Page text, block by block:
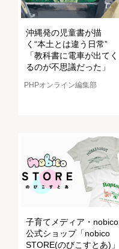
沖縄発の児童書が描
く“本土とは違う日常”
「教科書に電車が出てく
るのが不思議だった」
PHPオンライン編集部
子育てメディア・nobico
公式ショップ「nobico
STORE(のびこすとあ)」